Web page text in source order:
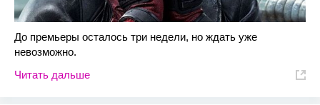
До премьеры осталось три недели, но ждать уже
невозможно.
Читать дальше